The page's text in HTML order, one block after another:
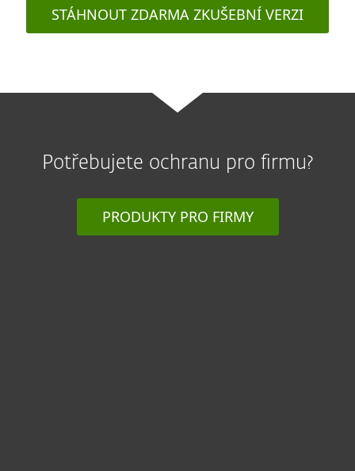
STÁHNOUT ZDARMA ZKUŠEBNÍ VERZI
Potřebujete ochranu pro firmu?
PRODUKTY PRO FIRMY